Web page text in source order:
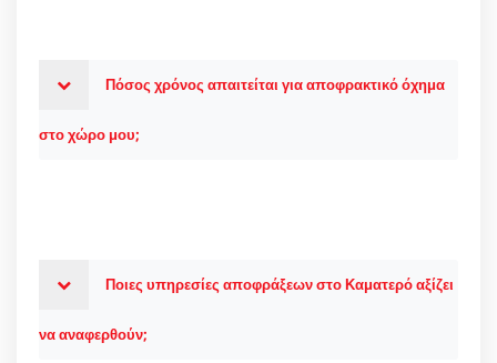
Πόσος χρόνος απαιτείται για αποφρακτικό όχημα
στο χώρο μου;
Ποιες υπηρεσίες αποφράξεων στο Καματερό αξίζει
να αναφερθούν;